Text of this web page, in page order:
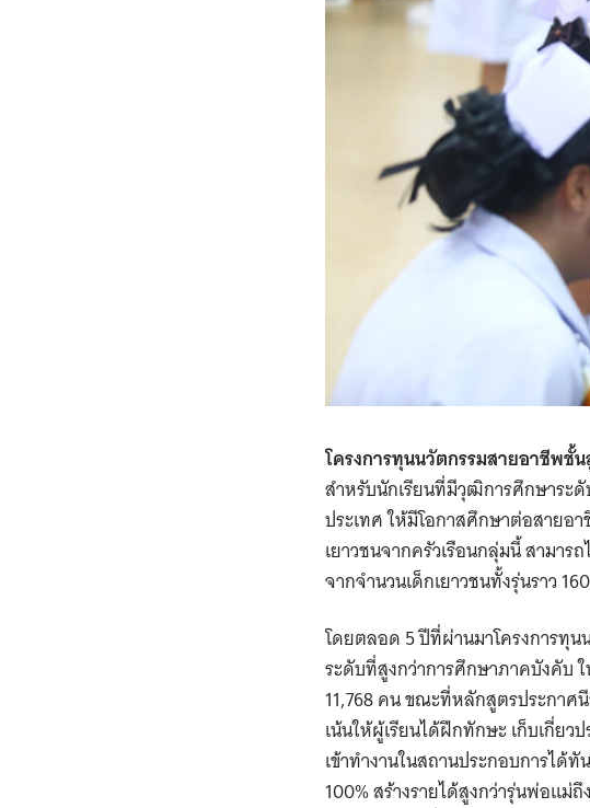
โครงการทุนนวัตกรรมสายอาชีพชั้
สำหรับนักเรียนที่มีวุฒิการศึกษาระ
ประเทศ ให้มีโอกาสศึกษาต่อสายอ
เยาวชนจากครัวเรือนกลุ่มนี้ สามา
จากจำนวนเด็กเยาวชนทั้งรุ่นราว
โดยตลอด 5 ปีที่ผ่านมาโครงการทุน
ระดับที่สูงกว่าการศึกษาภาคบังคับ
11,768 คน ขณะที่หลักสูตรประกาศ
เน้นให้ผู้เรียนได้ฝึกทักษะ เก็บเกี่ยว
เข้าทำงานในสถานประกอบการไ
100% สร้างรายได้สูงกว่ารุ่นพ่อแม่